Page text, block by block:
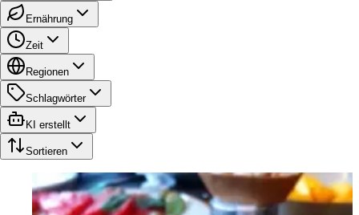
Ernährung
Zeit
Regionen
Schlagwörter
KI erstellt
Sortieren